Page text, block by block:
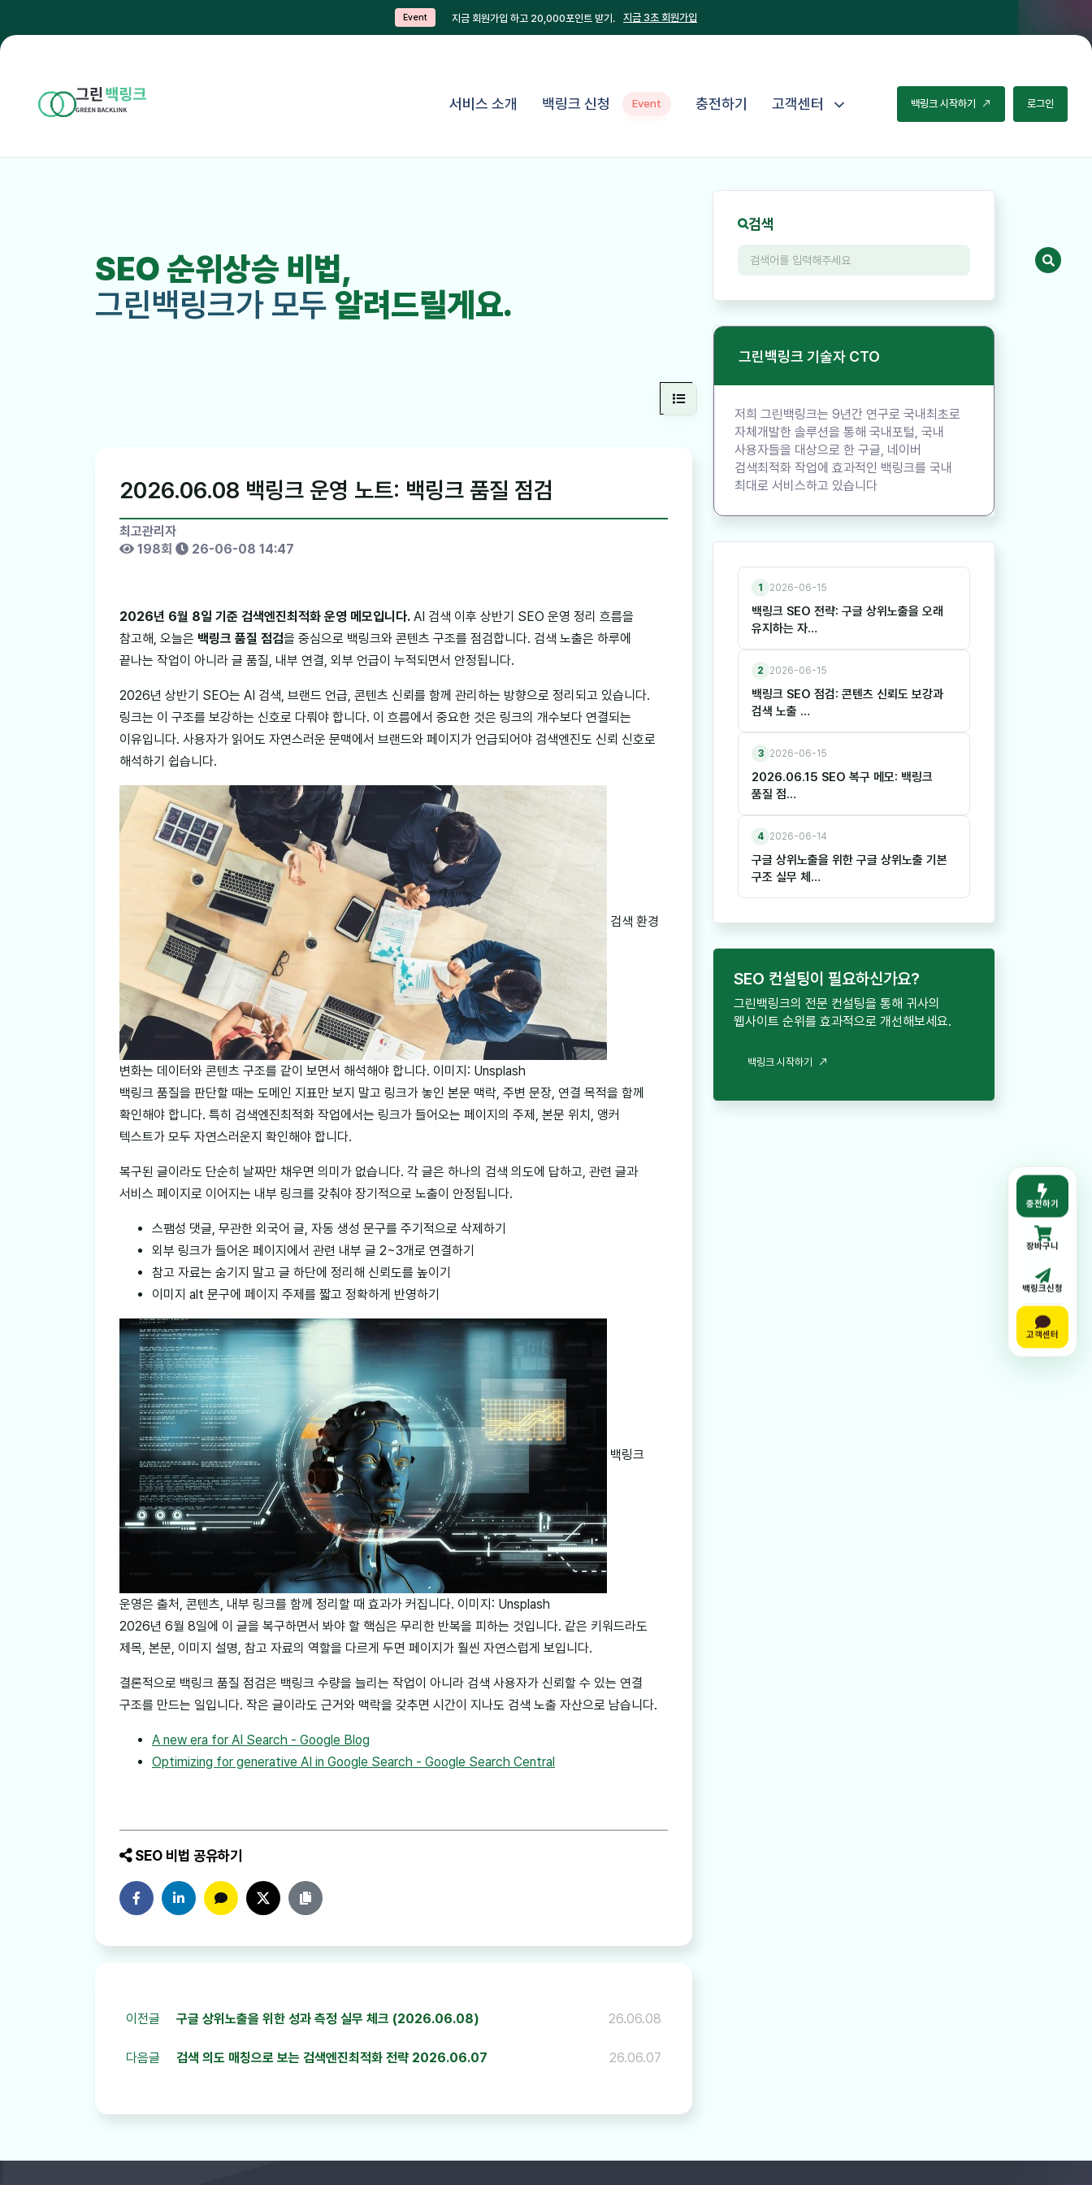
Event 지금 회원가입 하고 20,000포인트 받기. 지금 3초 회원가입
서비스 소개 백링크 신청 Event 충전하기 고객센터 백링크 시작하기 로그인
SEO 순위상승 비법,
그린백링크가 모두 알려드릴게요.
2026.06.08 백링크 운영 노트: 백링크 품질 점검
최고관리자
198회
26-06-08 14:47
2026년 6월 8일 기준 검색엔진최적화 운영 메모입니다. AI 검색 이후 상반기 SEO 운영 정리 흐름을
참고해, 오늘은 백링크 품질 점검을 중심으로 백링크와 콘텐츠 구조를 점검합니다. 검색 노출은 하루에
끝나는 작업이 아니라 글 품질, 내부 연결, 외부 언급이 누적되면서 안정됩니다.
2026년 상반기 SEO는 AI 검색, 브랜드 언급, 콘텐츠 신뢰를 함께 관리하는 방향으로 정리되고 있습니다.
링크는 이 구조를 보강하는 신호로 다뤄야 합니다. 이 흐름에서 중요한 것은 링크의 개수보다 연결되는
이유입니다. 사용자가 읽어도 자연스러운 문맥에서 브랜드와 페이지가 언급되어야 검색엔진도 신뢰 신호로
해석하기 쉽습니다.
검색 환경
변화는 데이터와 콘텐츠 구조를 같이 보면서 해석해야 합니다. 이미지: Unsplash
백링크 품질을 판단할 때는 도메인 지표만 보지 말고 링크가 놓인 본문 맥락, 주변 문장, 연결 목적을 함께
확인해야 합니다. 특히 검색엔진최적화 작업에서는 링크가 들어오는 페이지의 주제, 본문 위치, 앵커
텍스트가 모두 자연스러운지 확인해야 합니다.
복구된 글이라도 단순히 날짜만 채우면 의미가 없습니다. 각 글은 하나의 검색 의도에 답하고, 관련 글과
서비스 페이지로 이어지는 내부 링크를 갖춰야 장기적으로 노출이 안정됩니다.
스팸성 댓글, 무관한 외국어 글, 자동 생성 문구를 주기적으로 삭제하기
외부 링크가 들어온 페이지에서 관련 내부 글 2~3개로 연결하기
참고 자료는 숨기지 말고 글 하단에 정리해 신뢰도를 높이기
이미지 alt 문구에 페이지 주제를 짧고 정확하게 반영하기
백링크
운영은 출처, 콘텐츠, 내부 링크를 함께 정리할 때 효과가 커집니다. 이미지: Unsplash
2026년 6월 8일에 이 글을 복구하면서 봐야 할 핵심은 무리한 반복을 피하는 것입니다. 같은 키워드라도
제목, 본문, 이미지 설명, 참고 자료의 역할을 다르게 두면 페이지가 훨씬 자연스럽게 보입니다.
결론적으로 백링크 품질 점검은 백링크 수량을 늘리는 작업이 아니라 검색 사용자가 신뢰할 수 있는 연결
구조를 만드는 일입니다. 작은 글이라도 근거와 맥락을 갖추면 시간이 지나도 검색 노출 자산으로 남습니다.
A new era for AI Search - Google Blog
Optimizing for generative AI in Google Search - Google Search Central
SEO 비법 공유하기
페이스북에 공유하기
링크드인에 공유하기
카카오톡에 공유하기
트위터에 공유하기
링크 복사하기
이전글 구글 상위노출을 위한 성과 측정 실무 체크 (2026.06.08) 26.06.08
다음글 검색 의도 매칭으로 보는 검색엔진최적화 전략 2026.06.07 26.06.07
검색
그린백링크 기술자 CTO
저희 그린백링크는 9년간 연구로 국내최초로
자체개발한 솔루션을 통해 국내포털, 국내
사용자들을 대상으로 한 구글, 네이버
검색최적화 작업에 효과적인 백링크를 국내
최대로 서비스하고 있습니다
1 2026-06-15
백링크 SEO 전략: 구글 상위노출을 오래
유지하는 자…
2 2026-06-15
백링크 SEO 점검: 콘텐츠 신뢰도 보강과
검색 노출 …
3 2026-06-15
2026.06.15 SEO 복구 메모: 백링크
품질 점…
4 2026-06-14
구글 상위노출을 위한 구글 상위노출 기본
구조 실무 체…
SEO 컨설팅이 필요하신가요?
그린백링크의 전문 컨설팅을 통해 귀사의
웹사이트 순위를 효과적으로 개선해보세요.
백링크 시작하기
충전하기
장바구니
백링크신청
고객센터